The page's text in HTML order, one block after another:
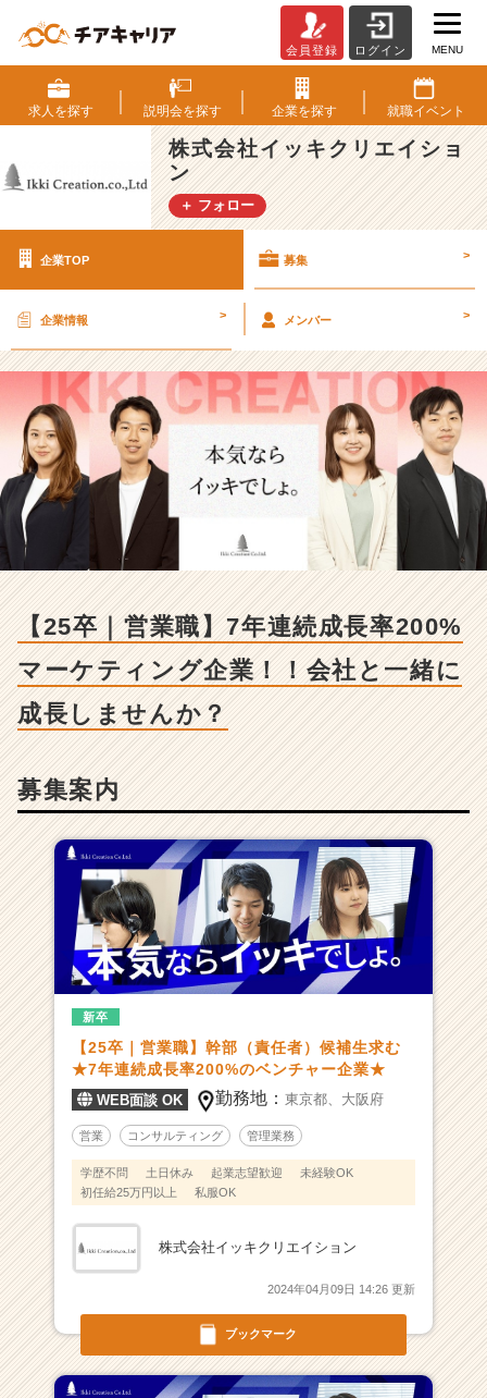
式
会
社
イ
ッ
キ
ク
イ
ン
の
採
用/
【2
業
7
連
率
2
0
0%
マ
ー
ケ
テ
ィ
グ
企
業！！
会
社
と
一
緒
成
ま
か？
会員登録 ログイン MENU
求人を探す 説明会を探す 企業を探す 就職イベント
株式会社イッキクリエイショ
ン
＋ フォロー
企業TOP 募集 >
企業情報 > メンバー >
【25卒｜営業職】7年連続成長率200%
マーケティング企業！！会社と一緒に
成長しませんか？
募集案内
ブックマーク
新卒
【25卒｜営業職】幹部（責任者）候補生求む
★7年連続成長率200%のベンチャー企業★
WEB面談 OK 勤務地：東京都、 大阪府
営業 コンサルティング 管理業務
学歴不問 土日休み 起業志望歓迎
未経験OK
初任給25万円以上
私服OK
株式会社イッキクリエイション
2024年04月09日 14:26 更新